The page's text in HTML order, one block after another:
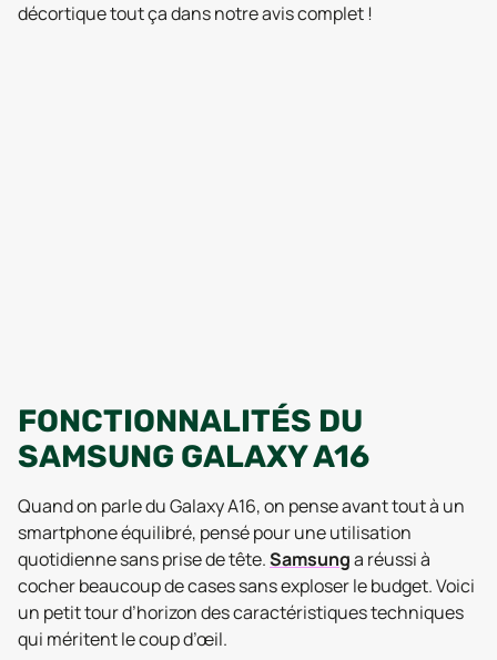
décortique tout ça dans notre avis complet !
FONCTIONNALITÉS DU
SAMSUNG GALAXY A16
Quand on parle du Galaxy A16, on pense avant tout à un
smartphone équilibré, pensé pour une utilisation
quotidienne sans prise de tête.Samsunga réussi à
cocher beaucoup de cases sans exploser le budget. Voici
un petit tour d’horizon des caractéristiques techniques
qui méritent le coup d’œil.